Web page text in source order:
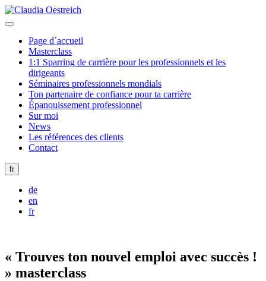
Page d´accueil
Masterclass
1:1 Sparring de carrière pour les professionnels et les
dirigeants
Séminaires professionnels mondials
Ton partenaire de confiance pour ta carrière
Épanouissement professionnel
Sur moi
News
Les références des clients
Contact
fr
de
en
fr
« Trouves ton nouvel emploi avec succès !
» masterclass